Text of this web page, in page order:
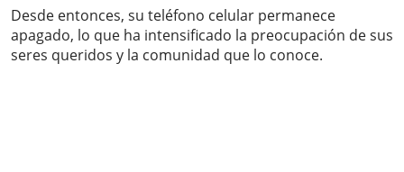
Desde entonces, su teléfono celular permanece
apagado, lo que ha intensificado la preocupación de sus
seres queridos y la comunidad que lo conoce.